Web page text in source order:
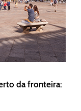
da fronteira: